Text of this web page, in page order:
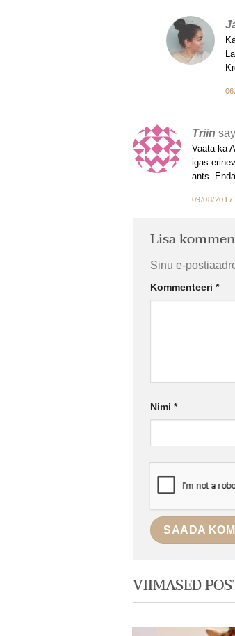
Triin
Vaata ka
igas
ants.
09/08/
Lisa
Sinu e-
Kommenteeri *
Nimi *
VIIMASED